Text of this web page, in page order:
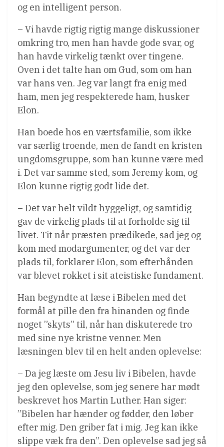
og en intelligent person.
– Vi havde rigtig rigtig mange diskussioner
omkring tro, men han havde gode svar, og
han havde virkelig tænkt over tingene.
Oven i det talte han om Gud, som om han
var hans ven. Jeg var langt fra enig med
ham, men jeg respekterede ham, husker
Elon.
Han boede hos en værtsfamilie, som ikke
var særlig troende, men de fandt en kristen
ungdomsgruppe, som han kunne være med
i. Det var samme sted, som Jeremy kom, og
Elon kunne rigtig godt lide det.
– Det var helt vildt hyggeligt, og samtidig
gav de virkelig plads til at forholde sig til
livet. Tit når præsten prædikede, sad jeg og
kom med modargumenter, og det var der
plads til, forklarer Elon, som efterhånden
var blevet rokket i sit ateistiske fundament.
Han begyndte at læse i Bibelen med det
formål at pille den fra hinanden og finde
noget ”skyts” til, når han diskuterede tro
med sine nye kristne venner. Men
læsningen blev til en helt anden oplevelse:
– Da jeg læste om Jesu liv i Bibelen, havde
jeg den oplevelse, som jeg senere har mødt
beskrevet hos Martin Luther. Han siger:
”Bibelen har hænder og fødder, den løber
efter mig. Den griber fat i mig. Jeg kan ikke
slippe væk fra den”. Den oplevelse sad jeg så